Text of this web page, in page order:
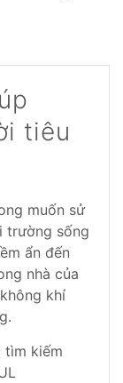
tiêu
muốn sử
trường sống
ẩn đến
nhà của
khí
tìm kiếm